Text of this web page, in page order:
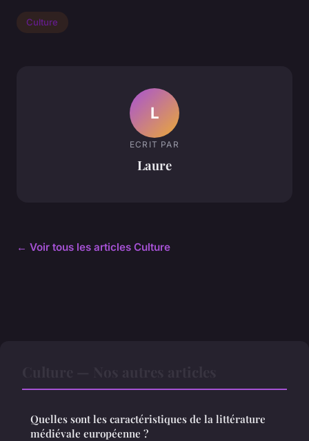
Culture
L
ECRIT PAR
Laure
← Voir tous les articles Culture
Quelles sont les caractéristiques de la littérature
médiévale européenne ?